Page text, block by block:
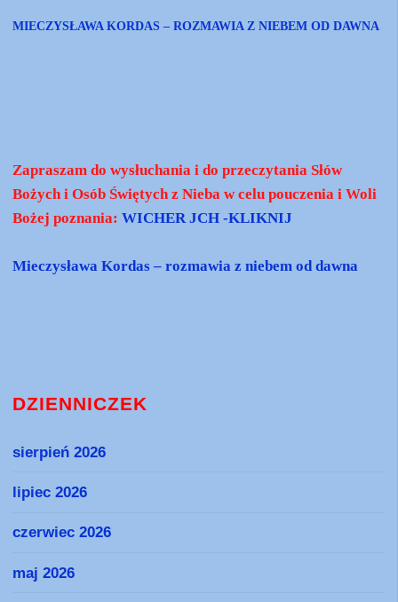
MIECZYSŁAWA KORDAS – ROZMAWIA Z NIEBEM OD DAWNA
Zapraszam do wysłuchania i do przeczytania Słów
Bożych i Osób Świętych z Nieba w celu pouczenia i Woli
Bożej poznania:WICHER JCH -KLIKNIJ
Mieczysława Kordas – rozmawia z niebem od dawna
DZIENNICZEK
sierpień 2026
lipiec 2026
czerwiec 2026
maj 2026